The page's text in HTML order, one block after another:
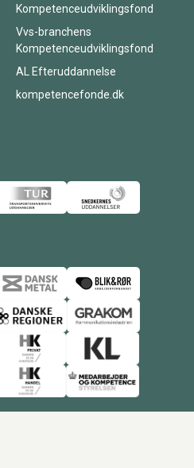
Kompetenceudviklingsfond
Vvs-branchens
Kompetenceudviklingsfond
AL Efteruddannelse
kompetencefonde.dk